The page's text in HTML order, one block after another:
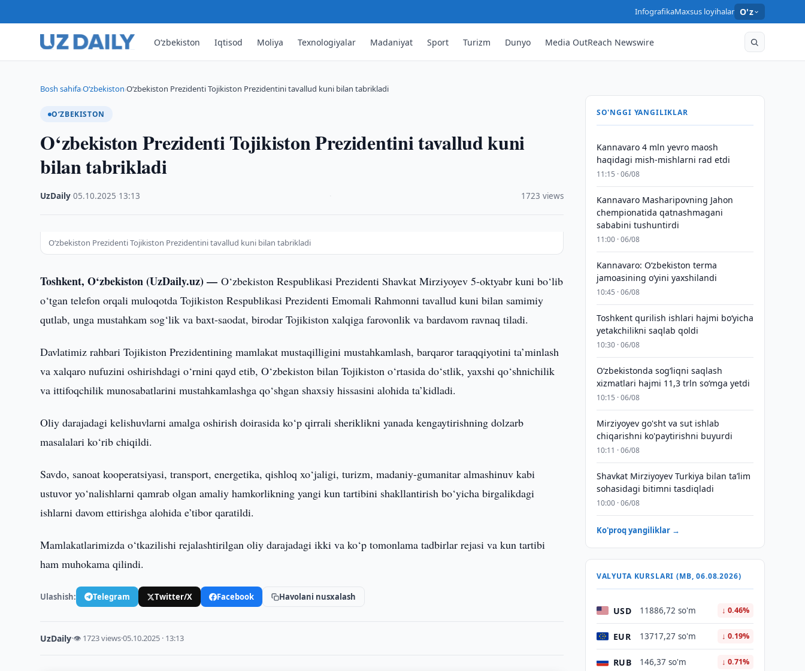
InfografikaMaxsus loyihalar O'z
O‘zbekiston Iqtisod Moliya Texnologiyalar Madaniyat Sport Turizm Dunyo Media OutReach Newswire
Bosh sahifa›O‘zbekiston›O‘zbekiston Prezidenti Tojikiston Prezidentini tavallud kuni bilan tabrikladi
O‘ZBEKISTON
O‘zbekiston Prezidenti Tojikiston Prezidentini tavallud kuni
bilan tabrikladi
UzDaily ·05.10.2025 13:13 1723 views
O‘zbekiston Prezidenti Tojikiston Prezidentini tavallud kuni bilan tabrikladi
Toshkent, O‘zbekiston (UzDaily.uz) —O‘zbekiston Respublikasi Prezidenti Shavkat Mirziyoyev 5-oktyabr kuni bo‘lib
o‘tgan telefon orqali muloqotda Tojikiston Respublikasi Prezidenti Emomali Rahmonni tavallud kuni bilan samimiy
qutlab, unga mustahkam sog‘lik va baxt-saodat, birodar Tojikiston xalqiga farovonlik va bardavom ravnaq tiladi.
Davlatimiz rahbari Tojikiston Prezidentining mamlakat mustaqilligini mustahkamlash, barqaror taraqqiyotini ta’minlash
va xalqaro nufuzini oshirishdagi o‘rnini qayd etib, O‘zbekiston bilan Tojikiston o‘rtasida do‘stlik, yaxshi qo‘shnichilik
va ittifoqchilik munosabatlarini mustahkamlashga qo‘shgan shaxsiy hissasini alohida ta’kidladi.
Oliy darajadagi kelishuvlarni amalga oshirish doirasida ko‘p qirrali sheriklikni yanada kengaytirishning dolzarb
masalalari ko‘rib chiqildi.
Savdo, sanoat kooperatsiyasi, transport, energetika, qishloq xo‘jaligi, turizm, madaniy-gumanitar almashinuv kabi
ustuvor yo‘nalishlarni qamrab olgan amaliy hamkorlikning yangi kun tartibini shakllantirish bo‘yicha birgalikdagi
ishlarni davom ettirishga alohida e’tibor qaratildi.
Mamlakatlarimizda o‘tkazilishi rejalashtirilgan oliy darajadagi ikki va ko‘p tomonlama tadbirlar rejasi va kun tartibi
ham muhokama qilindi.
Ulashish: Telegram Twitter/X Facebook Havolani nusxalash
UzDaily·👁 1723 views·05.10.2025 · 13:13
SO'NGGI YANGILIKLAR
Kannavaro 4 mln yevro maosh
haqidagi mish-mishlarni rad etdi
11:15 · 06/08
Kannavaro Masharipovning Jahon
chempionatida qatnashmagani
sababini tushuntirdi
11:00 · 06/08
Kannavaro: O‘zbekiston terma
jamoasining o‘yini yaxshilandi
10:45 · 06/08
Toshkent qurilish ishlari hajmi bo‘yicha
yetakchilikni saqlab qoldi
10:30 · 06/08
O‘zbekistonda sog‘liqni saqlash
xizmatlari hajmi 11,3 trln so‘mga yetdi
10:15 · 06/08
Mirziyoyev go'sht va sut ishlab
chiqarishni ko'paytirishni buyurdi
10:11 · 06/08
Shavkat Mirziyoyev Turkiya bilan taʼlim
sohasidagi bitimni tasdiqladi
10:00 · 06/08
Ko'proq yangiliklar →
VALYUTA KURSLARI (MB, 06.08.2026)
USD 11886,72 so'm ↓ 0.46%
EUR 13717,27 so'm ↓ 0.19%
RUB 146,37 so'm ↓ 0.71%